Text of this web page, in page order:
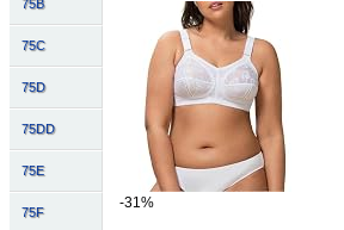
75B
75C
75D
75DD
75E
75F
-31%